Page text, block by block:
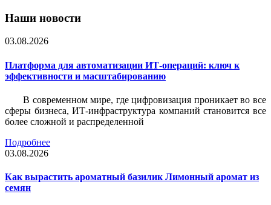
Наши новости
03.08.2026
Платформа для автоматизации ИТ-операций: ключ к
эффективности и масштабированию
В современном мире, где цифровизация проникает во все
сферы бизнеса, ИТ-инфраструктура компаний становится все
более сложной и распределенной
Подробнее
03.08.2026
Как вырастить ароматный базилик Лимонный аромат из
семян